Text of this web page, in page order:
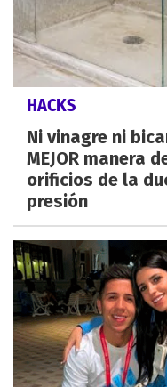
HACKS
Ni vinagre ni
MEJOR manera
orificios de la
presión